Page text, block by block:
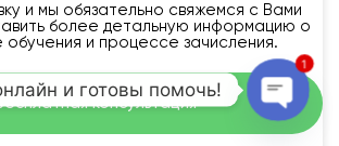
и мы обязательно свяжемся с Вами
более детальную информацию о
обучения и процессе зачисления.
консультация
и готовы помочь!
Open
1